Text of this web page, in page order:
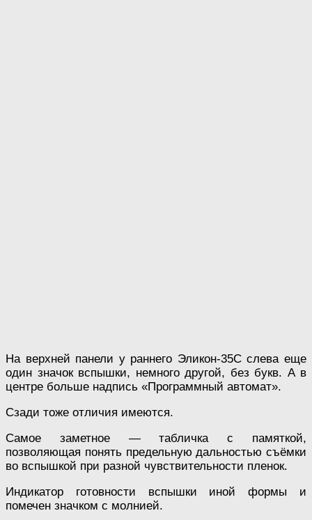
На верхней панели у раннего Эликон-35С слева еще
один значок вспышки, немного другой, без букв. А в
центре больше надпись «Программный автомат».
Сзади тоже отличия имеются.
Самое заметное — табличка с памяткой,
позволяющая понять предельную дальностью съёмки
во вспышкой при разной чувствительности пленок.
Индикатор готовности вспышки иной формы и
помечен значком с молнией.